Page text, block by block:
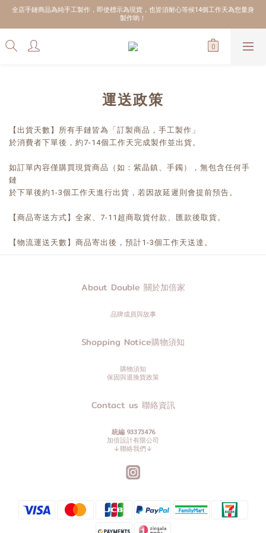
全店手鏈商品為純手工製作，即使標示為現貨，也皆須耐心等候14個工作天為您量身
製作喲！
運送政策
【出貨天數】所有手鏈皆為「訂製商品，手工製作」
於消費者下單後，約7-14個工作天完成製作並出貨。
如訂單內容僅購買現貨商品（如：紫晶鎮、手鐲），無包含任何手
鏈
於下單後約1-3個工作天進行出貨，若因故延遲則會提前預告。
【商品寄送方式】全家、7-11超商取貨付款、匯款後取貨。
【物流運送天數】商品寄出後，預計1-3個工作天送達。
About Double 關於加倍家
品牌成員與故事
Shopping Notice購物須知
購物須知
保固與退換貨政策
Contact us 聯絡資訊
統編 93373476
加倍設計有限公司
↓聯絡我們↓